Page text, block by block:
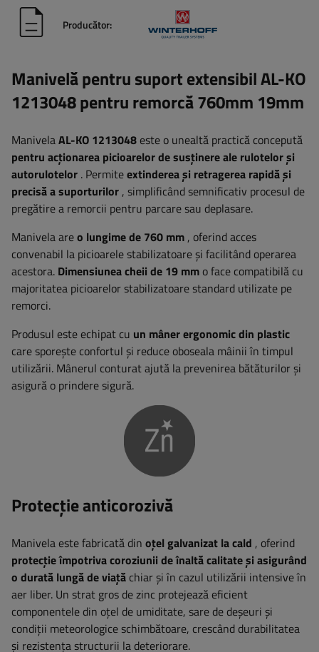
Producător:
Manivelă pentru suport extensibil AL-KO
1213048 pentru remorcă 760mm 19mm
ManivelaAL-KO 1213048 este o unealtă practică concepută
pentru acționarea picioarelor de susținere ale rulotelor și
autorulotelor . Permiteextinderea și retragerea rapidă și
precisă a suporturilor , simplificând semnificativ procesul de
pregătire a remorcii pentru parcare sau deplasare.
Manivela areo lungime de 760 mm , oferind acces
convenabil la picioarele stabilizatoare și facilitând operarea
acestora. Dimensiunea cheii de 19 mm o face compatibilă cu
majoritatea picioarelor stabilizatoare standard utilizate pe
remorci.
Produsul este echipat cu un mâner ergonomic din plastic
care sporește confortul și reduce oboseala mâinii în timpul
utilizării. Mânerul conturat ajută la prevenirea bătăturilor și
asigură o prindere sigură.
Protecție anticorozivă
Manivela este fabricată din oțel galvanizat la cald , oferind
protecție împotriva coroziunii de înaltă calitate și asigurând
o durată lungă de viață chiar și în cazul utilizării intensive în
aer liber. Un strat gros de zinc protejează eficient
componentele din oțel de umiditate, sare de deșeuri și
condiții meteorologice schimbătoare, crescând durabilitatea
și rezistența structurii la deteriorare.